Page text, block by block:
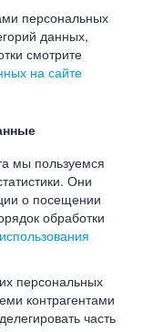
персональных
данных,
смотрите
на сайте
мы пользуемся
Они
о посещении
обработки
персональных
контрагентами
часть